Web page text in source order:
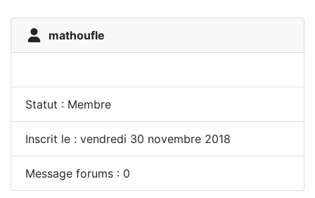
mathoufle
Statut : Membre
Inscrit le : vendredi 30 novembre 2018
Message forums : 0